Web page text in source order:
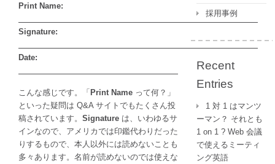
Print Name:
Signature:
Date:
こんな感じです。「 Print Name って何？」
といった疑問は Q&A サイトでもたくさん投
稿されています。 Signature は、いわゆるサ
インなので、アメリカでは印鑑代わりだった
りするもので、本人以外には読めないことも
多々あります。名前が読めないのでは使えな
採用事例
Recent
Entries
1 対 1 はマンツ
ーマン？ それとも
1 on 1 ? Web 会議
で使えるミーティ
ング英語